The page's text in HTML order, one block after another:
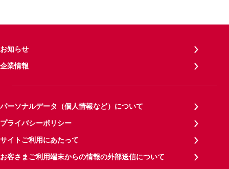
お知らせ
企業情報
パーソナルデータ（個人情報など）について
プライバシーポリシー
サイトご利用にあたって
お客さまご利用端末からの情報の外部送信について